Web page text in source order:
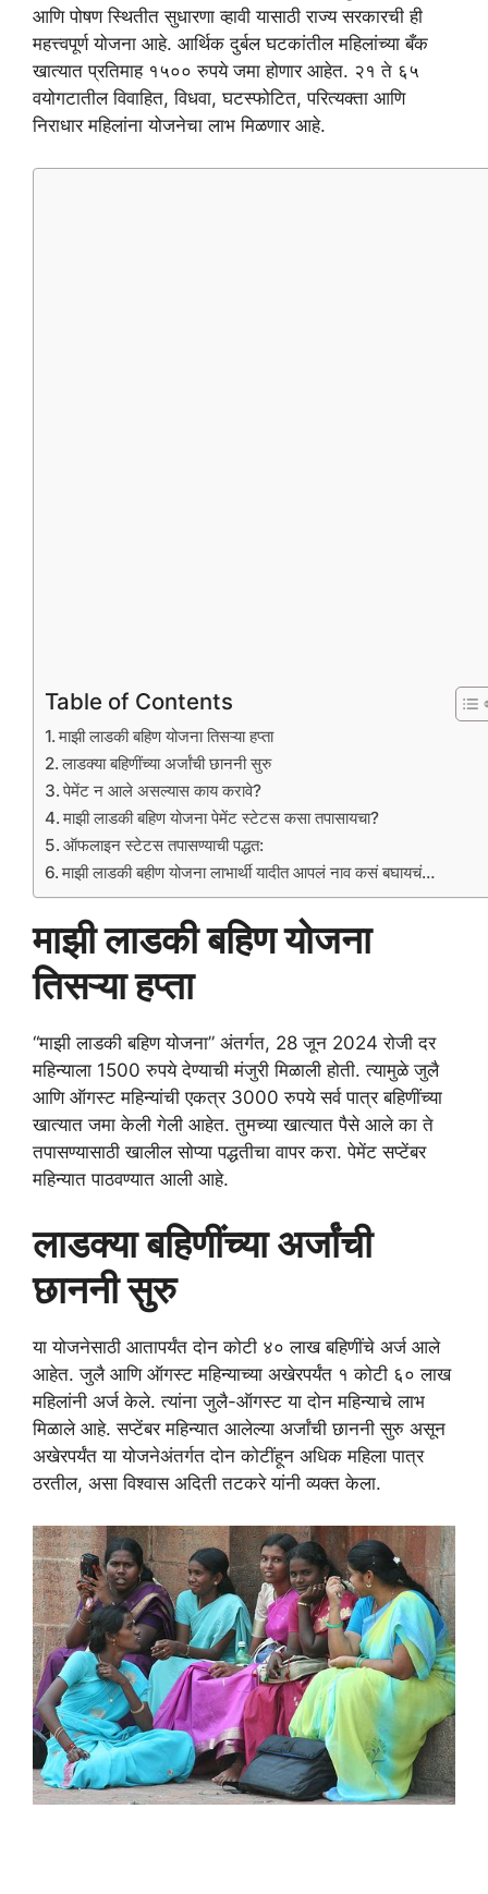
e
b
o
o
er l
gr
a
m
s
A
p
p
e
आणि पोषण स्थितीत सुधारणा व्हावी यासाठी राज्य सरकारची ही
महत्त्वपूर्ण योजना आहे. आर्थिक दुर्बल घटकांतील महिलांच्या बँक
खात्यात प्रतिमाह १५०० रुपये जमा होणार आहेत. २१ ते ६५
वयोगटातील विवाहित, विधवा, घटस्फोटित, परित्यक्ता आणि
निराधार महिलांना योजनेचा लाभ मिळणार आहे.
Table of Contents
माझी लाडकी बहिण योजना तिसऱ्या हप्ता
लाडक्या बहिणींच्या अर्जांची छाननी सुरु
पेमेंट न आले असल्यास काय करावे?
माझी लाडकी बहिण योजना पेमेंट स्टेटस कसा तपासायचा?
ऑफलाइन स्टेटस तपासण्याची पद्धत:
माझी लाडकी बहीण योजना लाभार्थी यादीत आपलं नाव कसं बघायचं…
माझी लाडकी बहिण योजना
तिसऱ्या हप्ता
“माझी लाडकी बहिण योजना” अंतर्गत, 28 जून 2024 रोजी दर
महिन्याला 1500 रुपये देण्याची मंजुरी मिळाली होती. त्यामुळे जुलै
आणि ऑगस्ट महिन्यांची एकत्र 3000 रुपये सर्व पात्र बहिणींच्या
खात्यात जमा केली गेली आहेत. तुमच्या खात्यात पैसे आले का ते
तपासण्यासाठी खालील सोप्या पद्धतीचा वापर करा. पेमेंट सप्टेंबर
महिन्यात पाठवण्यात आली आहे.
लाडक्या बहिणींच्या अर्जांची
छाननी सुरु
या योजनेसाठी आतापर्यंत दोन कोटी ४० लाख बहिणींचे अर्ज आले
आहेत. जुलै आणि ऑगस्ट महिन्याच्या अखेरपर्यंत १ कोटी ६० लाख
महिलांनी अर्ज केले. त्यांना जुलै-ऑगस्ट या दोन महिन्याचे लाभ
मिळाले आहे. सप्टेंबर महिन्यात आलेल्या अर्जांची छाननी सुरु असून
अखेरपर्यंत या योजनेअंतर्गत दोन कोटींहून अधिक महिला पात्र
ठरतील, असा विश्वास अदिती तटकरे यांनी व्यक्त केला.